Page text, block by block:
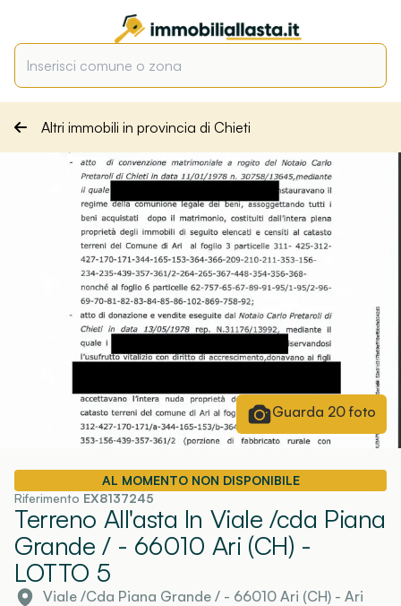
Altri immobili in provincia di Chieti
Guarda 20foto
AL MOMENTO NON DISPONIBILE
Riferimento EX8137245
Terreno All'asta In Viale /cda Piana
Grande / - 66010 Ari (CH) -
LOTTO 5
Viale /Cda Piana Grande / - 66010 Ari (CH) - Ari